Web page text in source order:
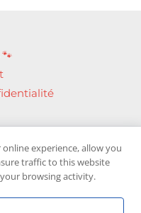
groupe Facebook
experience, allow you
traffic to this website
browsing activity.